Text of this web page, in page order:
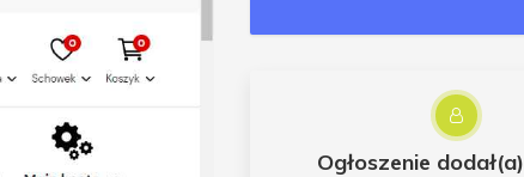
Ogłoszenie dodał(a)